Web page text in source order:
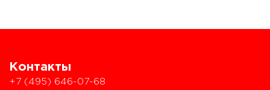
Контакты
+7 (495) 646-07-68